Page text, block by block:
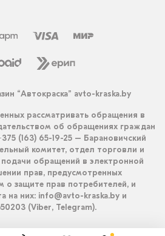
“Автокраска” avto-kraska.by
рассматривать обращения в
об обращениях граждан
(163) 65-19-25 – Барановичский
комитет, отдел торговли и
обращений в электронной
прав, предусмотренных
о защите прав потребителей, и
на них: info@avto-kraska.by и
(Viber, Telegram).